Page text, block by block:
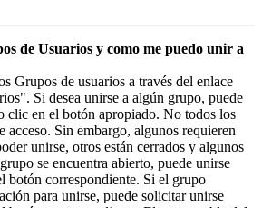
de Usuarios y como me puedo unir a
Grupos de usuarios a través del enlace
Si desea unirse a algún grupo, puede
clic en el botón apropiado. No todos los
acceso. Sin embargo, algunos requieren
unirse, otros están cerrados y algunos
se encuentra abierto, puede unirse
botón correspondiente. Si el grupo
para unirse, puede solicitar unirse